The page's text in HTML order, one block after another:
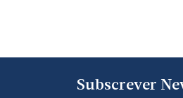
Subscrever